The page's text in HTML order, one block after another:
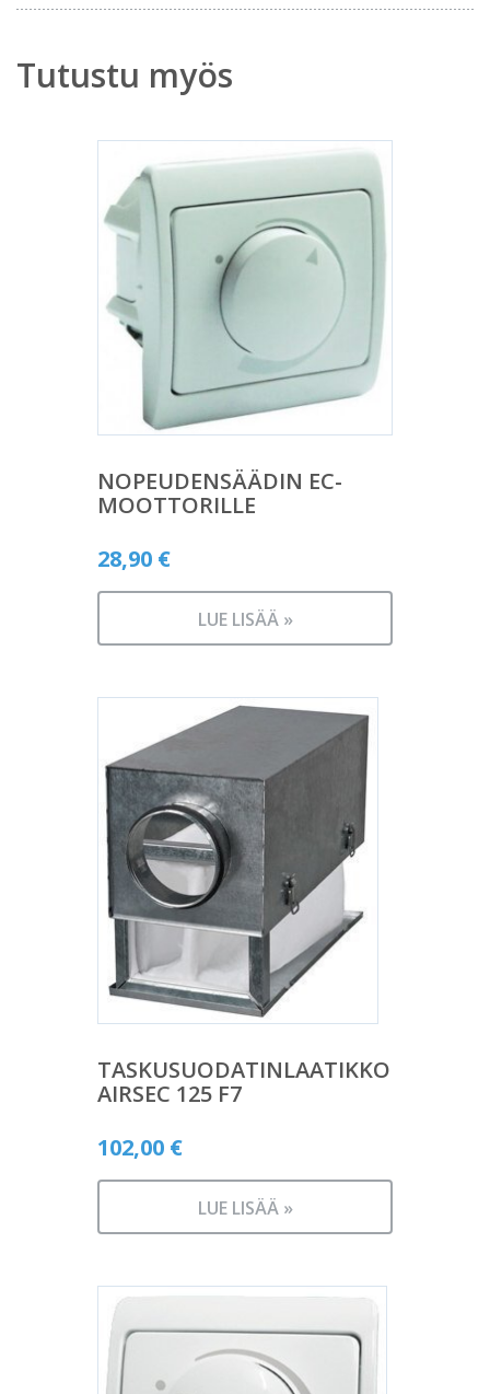
Tutustu myös
NOPEUDENSÄÄDIN EC-
MOOTTORILLE
28,90 €
LUE LISÄÄ »
TASKUSUODATINLAATIKKO
AIRSEC 125 F7
102,00 €
LUE LISÄÄ »